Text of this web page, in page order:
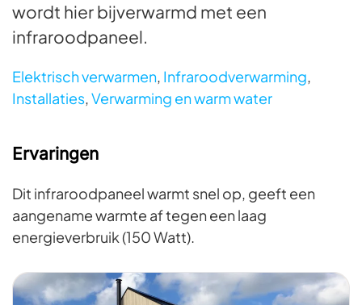
wordt hier bijverwarmd met een
infraroodpaneel.
Elektrisch verwarmen, Infraroodverwarming,
Installaties,Verwarming en warm water
Ervaringen
Dit infraroodpaneel warmt snel op, geeft een
aangename warmte af tegen een laag
energieverbruik (150 Watt).